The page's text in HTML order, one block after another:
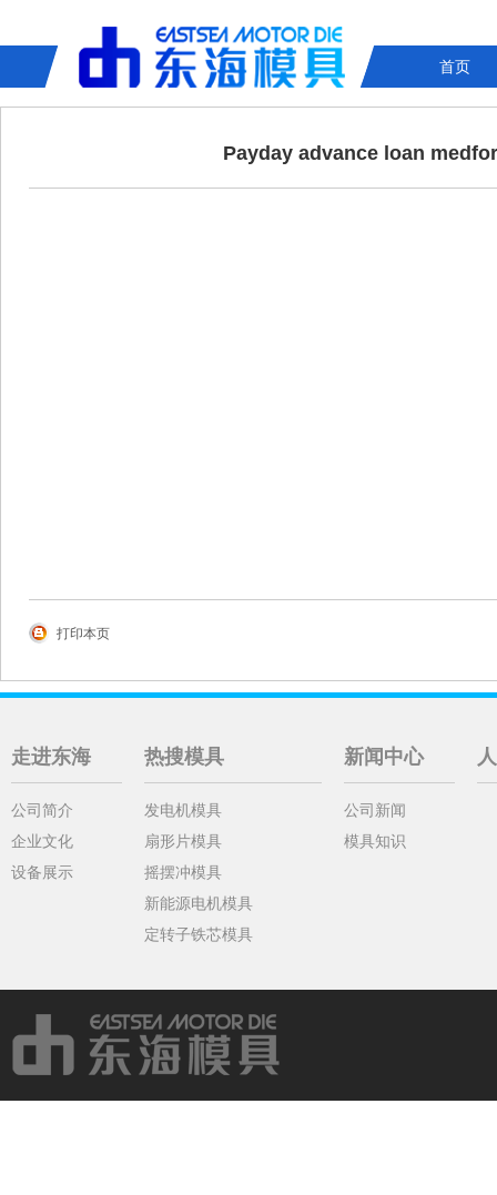
首页
Payday advance loan
打印本页
走进东海
公司简介
企业文化
设备展示
热搜模具
发电机模具
扇形片模具
摇摆冲模具
新能源电机模具
定转子铁芯模具
新闻中心
公司新闻
模具知识